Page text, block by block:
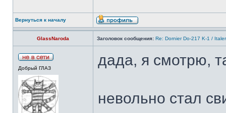
Вернуться к началу
GlassNaroda Заголовок сообщения: Re: Dornier Do-217 K-1 /
Добрый ГЛАЗ дада, я смотрю,
невольно стал